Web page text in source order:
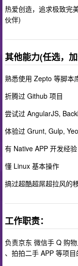
热爱创造，追求极致完
伙伴)
其他能力(任选，加
熟悉使用 Zepto 等脚本
折腾过 Github 项目
尝试过 AngularJS,
体验过 Grunt, Gulp,
有 Native APP 开发经
懂 Linux 基本操作
搞过超酷超屌超拉风的
工作职责：
负责京东 微信手 Q 购
、拍拍二手 APP 等项目